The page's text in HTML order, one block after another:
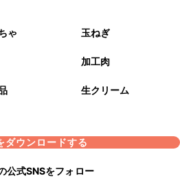
ゃ 玉ねぎ
加工肉
生クリーム
ダウンロードする
公式SNSをフォロー